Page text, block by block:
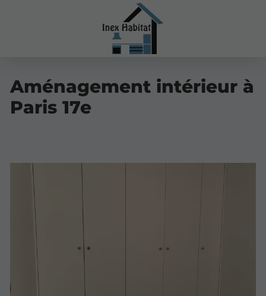
Aménagement intérieur à
Paris 17e